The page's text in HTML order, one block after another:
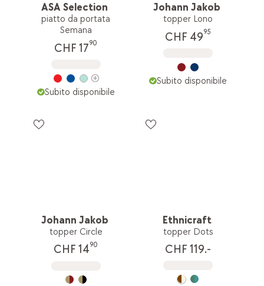
ASA Selection
piatto da portata
Semana
CHF 1790
Subito disponibile
Johann Jakob
topper Lono
CHF 4995
Subito disponibile
Johann Jakob
topper Circle
CHF 1490
Ethnicraft
topper Dots
CHF 119.-